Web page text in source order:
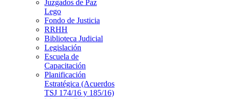
Juzgados de Paz
Lego
Fondo de Justicia
RRHH
Biblioteca Judicial
Legislación
Escuela de
Capacitación
Planificación
Estratégica (Acuerdos
TSJ 174/16 y 185/16)